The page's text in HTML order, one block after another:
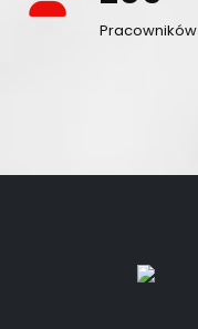
fa-Pracowników